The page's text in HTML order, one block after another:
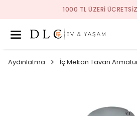
1000 TL ÜZERI
Aydınlatma İç Mekan Tavan